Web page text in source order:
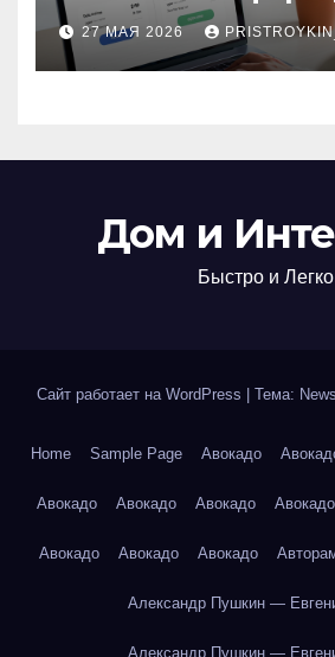
поиска
билетов
27 МАЯ 2026 PRISTROYKIN_
Дом и
Быстро и Легко
Сайт работает на WordPress Тема:
Home Sample Page Авокадо
Авокадо Авокадо Авокадо Авокадо
Авокадо Авокадо Авокадо
Александр Пушкин —
Александр Пушкин —